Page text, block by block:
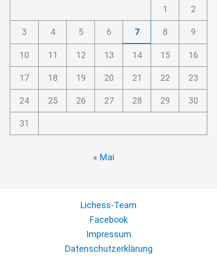
1 2
3 4 5 6 7 8 9
10 11 12 13 14 15 16
17 18 19 20 21 22 23
24 25 26 27 28 29 30
31
« Mai
Lichess-Team
Facebook
Impressum
Datenschutzerklärung